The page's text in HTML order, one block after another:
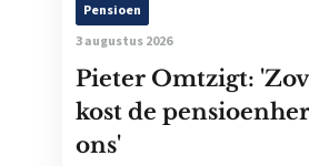
Pensioen
3 augustus 2026
Pieter Omtzigt:
kost de
ons'